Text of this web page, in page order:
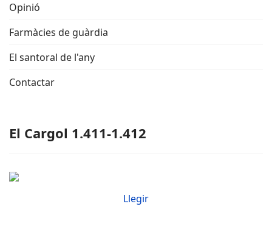
Opinió
Farmàcies de guàrdia
El santoral de l'any
Contactar
El Cargol 1.411-1.412
Llegir